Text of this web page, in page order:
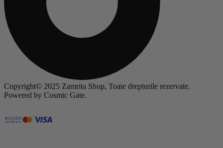
Copyright© 2025 Zamrita Shop, Toate drepturile rezervate.
Powered by Cosmic Gate.